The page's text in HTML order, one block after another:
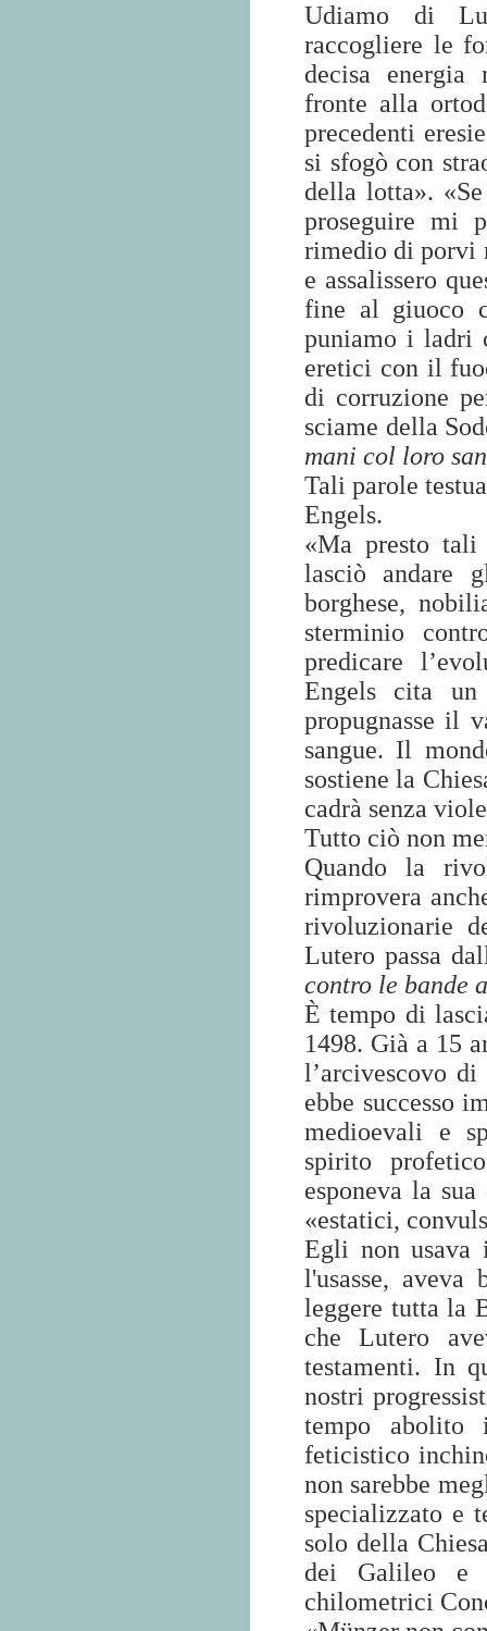
Udiamo di
raccogliere le
decisa energia
fronte alla
precedenti
si sfogò con
della lotta».
proseguire mi
rimedio di porvi
e assalissero
fine al giuoco
puniamo i ladri
eretici con il
di corruzione
sciame della
mani col loro
Tali parole
Engels.
«Ma presto
lasciò andare
borghese,
sterminio
predicare
Engels cita
propugnasse il
sangue. Il
sostiene la
cadrà senza
Tutto ciò non
Quando la
rimprovera
rivoluzionarie
Lutero passa
contro le bande
È tempo di
1498. Già a 15
l’arcivescovo
ebbe successo
medioevali e
spirito
esponeva la
«estatici,
Egli non usava
l'usasse,
leggere tutta la
che Lutero
testamenti. In
nostri
tempo
feticistico
non sarebbe
specializzato e
solo della
dei Galileo e
chilometrici